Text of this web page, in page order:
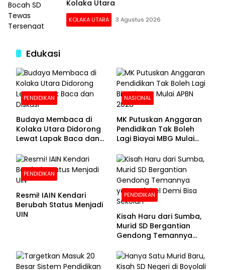
Kolaka Utara
KOLAKA UTARA 3 Agustus 2026
Edukasi
PENDIDIKAN
Budaya Membaca di
Kolaka Utara Didorong
Lewat Lapak Baca dan
NASIONAL
MK Putuskan Anggaran
Pendidikan Tak Boleh
Lagi Biayai MBG Mulai
PENDIDIKAN
Resmi! IAIN Kendari
Berubah Status Menjadi
UIN
PENDIDIKAN
Kisah Haru dari Sumba,
Murid SD Bergantian
Gendong Temannya
Sekolah